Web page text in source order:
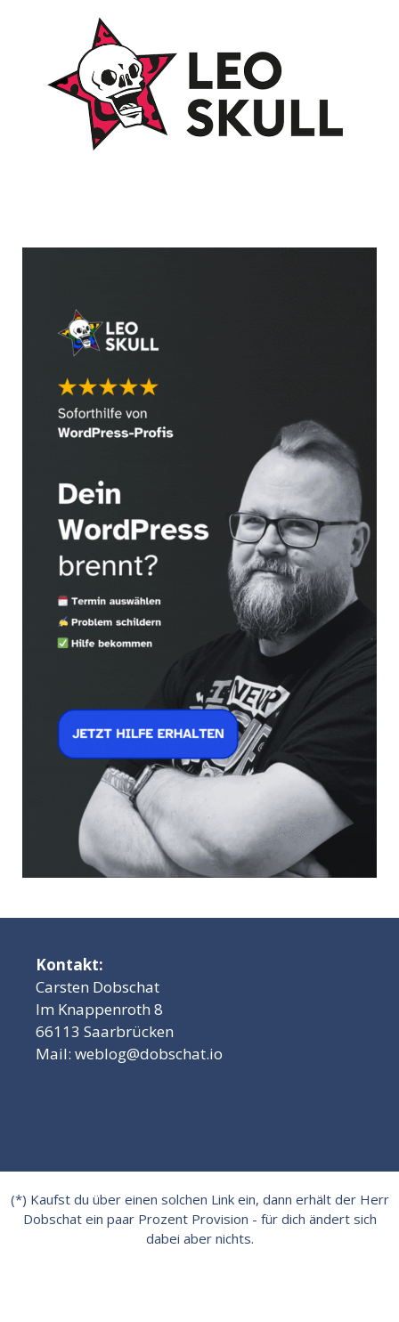
Kontakt:
Carsten Dobschat
Im Knappenroth 8
66113 Saarbrücken
Mail: weblog@dobschat.io
(*) Kaufst du über einen solchen Link ein, dann erhält der Herr
Dobschat ein paar Prozent Provision - für dich ändert sich
dabei aber nichts.